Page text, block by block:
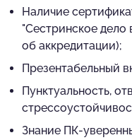
Наличие
"Сестринское дело
об аккредитации);
Презентабельный
Пунктуальность,
Знание ПК-